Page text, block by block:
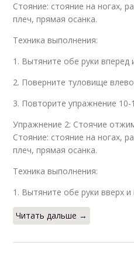
Стояние: стояние на ногах,
плеч, прямая осанка.
Техника выполнения:
1. Вытяните обе руки вперед
2. Поверните туловище
3. Повторите упражнение 10-
Упражнение 2: Стоячие
Стояние: стояние на ногах,
плеч, прямая осанка.
Техника выполнения:
1. Вытяните обе руки вверх
Читать дальше →